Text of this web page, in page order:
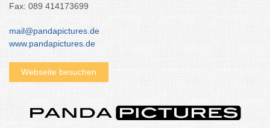
Fax: 089 414173699
mail@pandapictures.de
www.pandapictures.de
Webseite besuchen